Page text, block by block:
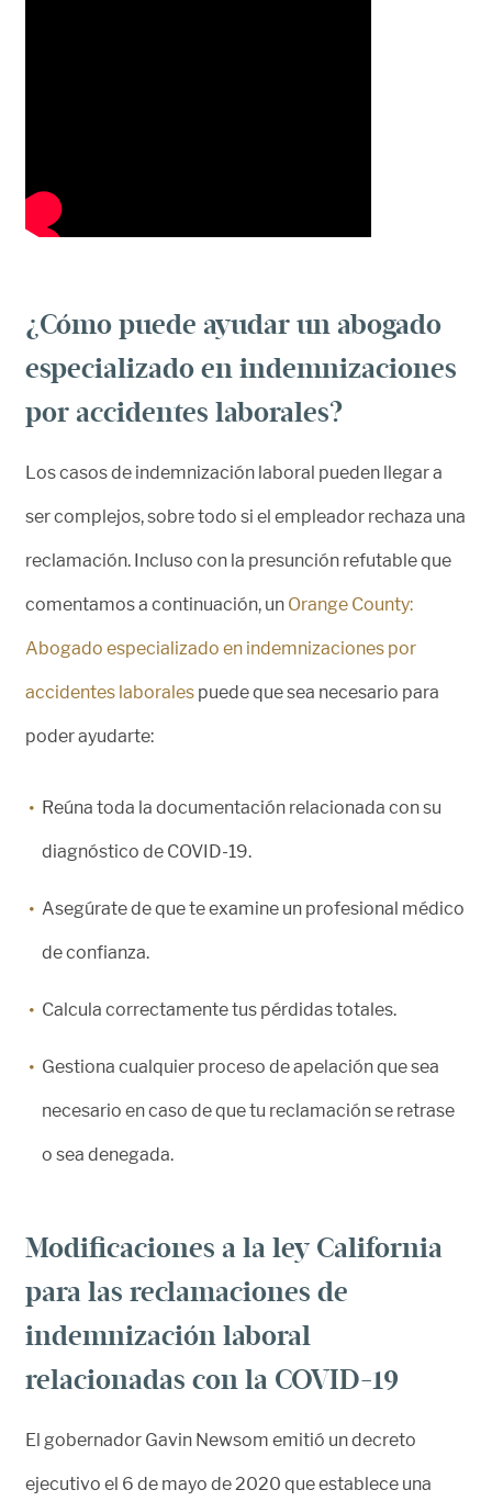
¿Cómo puede ayudar un abogado
especializado en indemnizaciones
por accidentes laborales?
Los casos de indemnización laboral pueden llegar a
ser complejos, sobre todo si el empleador rechaza una
reclamación. Incluso con la presunción refutable que
comentamos a continuación, un Orange County:
Abogado especializado en indemnizaciones por
accidentes laborales puede que sea necesario para
poder ayudarte:
Reúna toda la documentación relacionada con su
diagnóstico de COVID-19.
Asegúrate de que te examine un profesional médico
de confianza.
Calcula correctamente tus pérdidas totales.
Gestiona cualquier proceso de apelación que sea
necesario en caso de que tu reclamación se retrase
o sea denegada.
Modificaciones a la ley California
para las reclamaciones de
indemnización laboral
relacionadas con la COVID-19
El gobernador Gavin Newsom emitió un decreto
ejecutivo el 6 de mayo de 2020 que establece una